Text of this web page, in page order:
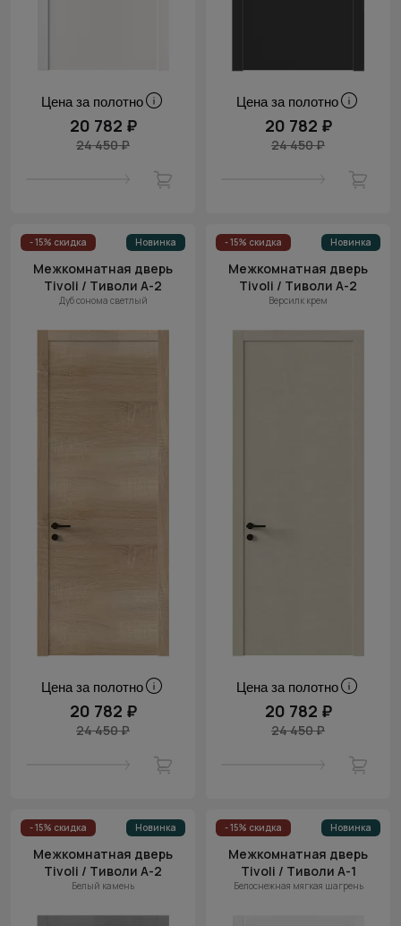
Цена за полотно
20 782 ₽
24 450 ₽
Цена за полотно
20 782 ₽
24 450 ₽
- 15% скидка Новинка
Межкомнатная дверь
Tivoli / Тиволи А-2
Дуб сонома светлый
Цена за полотно
20 782 ₽
24 450 ₽
- 15% скидка Новинка
Межкомнатная дверь
Tivoli / Тиволи А-2
Версилк крем
Цена за полотно
20 782 ₽
24 450 ₽
- 15% скидка Новинка
Межкомнатная дверь
Tivoli / Тиволи А-2
Белый камень
- 15% скидка Новинка
Межкомнатная дверь
Tivoli / Тиволи А-1
Белоснежная мягкая шагрень